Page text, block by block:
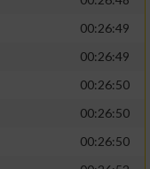
00:26:49
00:26:49
00:26:50
00:26:50
00:26:50